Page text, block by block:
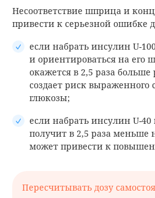
Несоответствие шприца и
привести к серьезной ошибке
если набрать инсулин U-
и ориентироваться на его
окажется в 2,5 раза
создает риск
глюкозы;
если набрать инсулин U-
получит в 2,5 раза меньше
может привести к
Пересчитывать дозу